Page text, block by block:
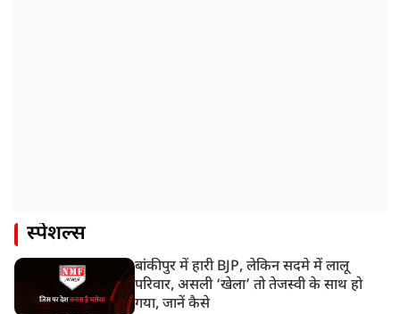
स्पेशल्स
बांकीपुर में हारी BJP, लेकिन सदमे में लालू
परिवार, असली ‘खेला’ तो तेजस्वी के साथ हो
गया, जानें कैसे